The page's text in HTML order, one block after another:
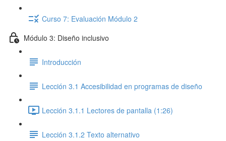
Curso 7: Evaluación Módulo 2
Módulo 3: Diseño inclusivo
Introducción
Lección 3.1 Accesibilidad en programas de diseño
Lección 3.1.1 Lectores de pantalla (1:26)
Lección 3.1.2 Texto alternativo